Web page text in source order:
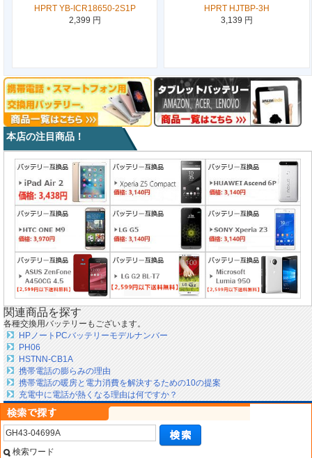
HPRT YB-ICR18650-2S1P
2,399 円
HPRT HJTBP-3H
3,139 円
本店の注目商品！
関連商品を探す
各種交換用バッテリーもございます。
HPノートPCバッテリーモデルナンバー
PH06
HSTNN-CB1A
携帯電話の膨らみの理由
携帯電話の暖房と電力消費を解決するための10の提案
充電中に電話が熱くなる理由は何ですか？
検索ワード